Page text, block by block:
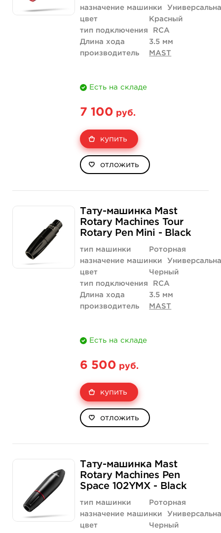
назначение машинки
цвет
Красный
тип подключения
RCA
Длина хода
3.5 мм
производитель
MAST
Есть на складе
7 100 руб.
купить
отложить
Тату-машинка Mast
Rotary Machines Tour
Rotary Pen Mini - Black
тип машинки
Роторная
назначение машинки
цвет
Черный
тип подключения
RCA
Длина хода
3.5 мм
производитель
MAST
Есть на складе
6 500 руб.
купить
отложить
Тату-машинка Mast
Rotary Machines Pen
Space 102YMX - Black
тип машинки
Роторная
назначение машинки
цвет
Черный